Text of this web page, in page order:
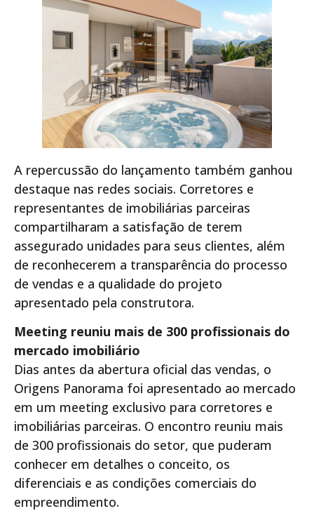
A repercussão do lançamento também ganhou
destaque nas redes sociais. Corretores e
representantes de imobiliárias parceiras
compartilharam a satisfação de terem
assegurado unidades para seus clientes, além
de reconhecerem a transparência do processo
de vendas e a qualidade do projeto
apresentado pela construtora.
Meeting reuniu mais de 300 profissionais do
mercado imobiliário
Dias antes da abertura oficial das vendas, o
Origens Panorama foi apresentado ao mercado
em um meeting exclusivo para corretores e
imobiliárias parceiras. O encontro reuniu mais
de 300 profissionais do setor, que puderam
conhecer em detalhes o conceito, os
diferenciais e as condições comerciais do
empreendimento.